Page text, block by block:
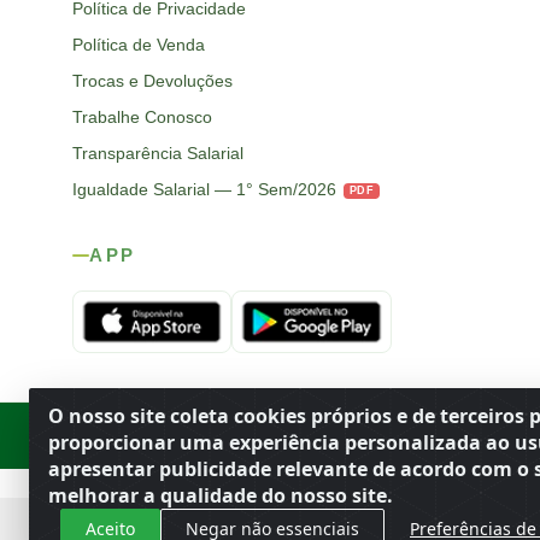
O nosso site coleta cookies próprios e de terceiros
proporcionar uma experiência personalizada ao
apresentar publicidade relevante de acordo com o
melhorar a qualidade do nosso site.
Aceito Negar não essenciais Preferências de
Política de Privacidade
Política de Venda
Trocas e Devoluções
Trabalhe Conosco
Transparência Salarial
Igualdade Salarial — 1° Sem/2026
PDF
APP
Rod. SP-215, s/n, km 98 — Área Rural Porto Ferreira/ ·